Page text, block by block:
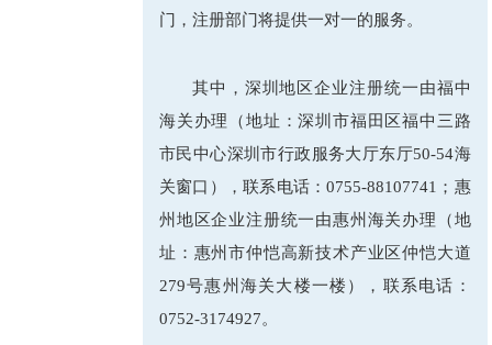
门，注册部门将提供一对一的服务。
其中，深圳地区企业注册统一由福中
海关办理（地址：深圳市福田区福中三路
市民中心深圳市行政服务大厅东厅50-54海
关窗口），联系电话：0755-88107741；惠
州地区企业注册统一由惠州海关办理（地
址：惠州市仲恺高新技术产业区仲恺大道
279号惠州海关大楼一楼），联系电话：
0752-3174927。